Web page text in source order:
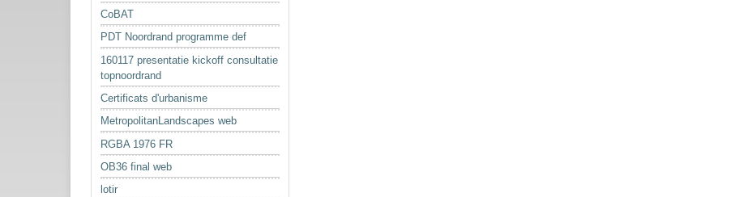
CoBAT
PDT Noordrand programme def
160117 presentatie kickoff consultatie
topnoordrand
Certificats d'urbanisme
MetropolitanLandscapes web
RGBA 1976 FR
OB36 final web
lotir